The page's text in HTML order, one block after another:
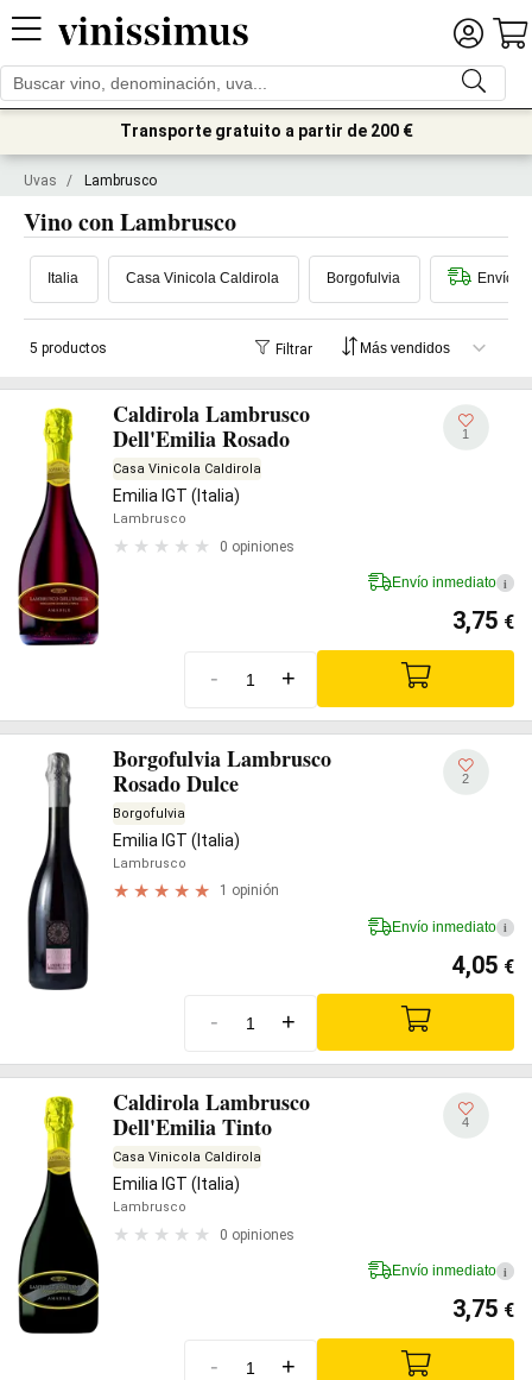
Transporte gratuito a partir de 200 €
Uvas / Lambrusco
Vino con Lambrusco
Italia Casa Vinicola Caldirola Borgofulvia Envío
5 productos Filtrar
Caldirola Lambrusco
Dell'Emilia Rosado
Casa Vinicola Caldirola
Emilia IGT (Italia)
Lambrusco
0 opiniones
1
Envío inmediato i
3,75 €
- +
Borgofulvia Lambrusco
Rosado Dulce
Borgofulvia
Emilia IGT (Italia)
Lambrusco
1 opinión
2
Envío inmediato i
4,05 €
- +
Caldirola Lambrusco
Dell'Emilia Tinto
Casa Vinicola Caldirola
Emilia IGT (Italia)
Lambrusco
0 opiniones
4
Envío inmediato i
3,75 €
- +